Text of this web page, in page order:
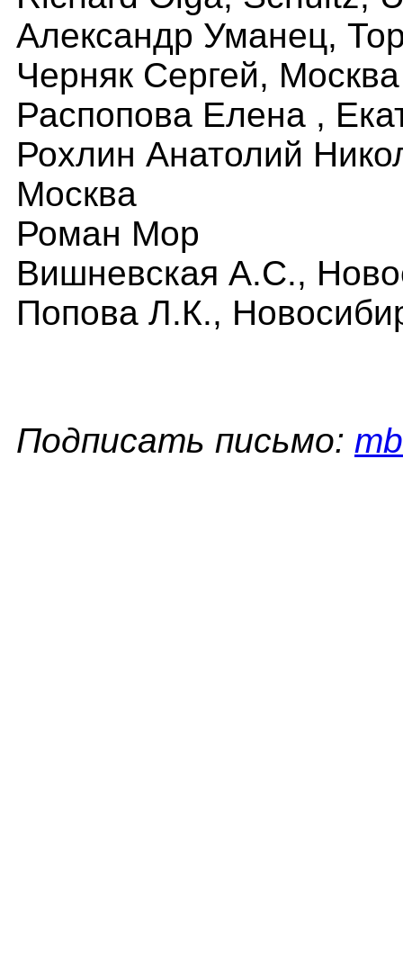
Александр Уманец,
Черняк Сергей, Москва
Распопова Елена ,
Рохлин Анатолий
Москва
Роман Мор
Вишневская А.С.,
Попова Л.К.,
Подписать письмо: